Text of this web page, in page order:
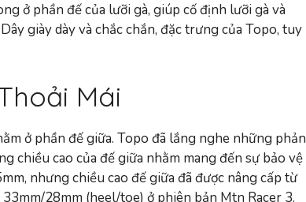
ở phần đế của lưỡi gà, giúp cố định lưỡi gà và
giày dày và chắc chắn, đặc trưng của Topo, tuy
Mái
ở phần đế giữa. Topo đã lắng nghe những phản
chiều cao của đế giữa nhằm mang đến sự bảo vệ
nhưng chiều cao đế giữa đã được nâng cấp từ
28mm (heel/toe) ở phiên bản Mtn Racer 3.